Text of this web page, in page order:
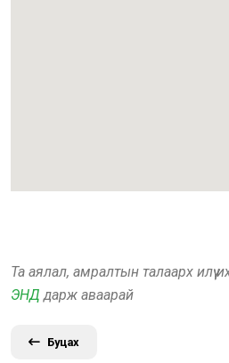
Та аялал, амралтын талаарх илүү
ЭНД дарж аваарай
Буцах